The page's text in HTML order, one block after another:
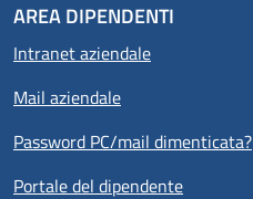
AREA DIPENDENTI
Intranet aziendale
Mail aziendale
Password PC/mail dimenticata?
Portale del dipendente